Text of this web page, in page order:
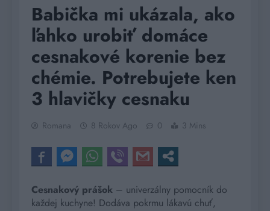
Babička mi ukázala, ako
ľahko urobiť domáce
cesnakové korenie bez
chémie. Potrebujete ken
3 hlavičky cesnaku
Romana 8 Rokov Ago 0 3 Mins
Cesnakový prášok – univerzálny pomocník do
každej kuchyne! Dodáva pokrmu lákavú chuť,